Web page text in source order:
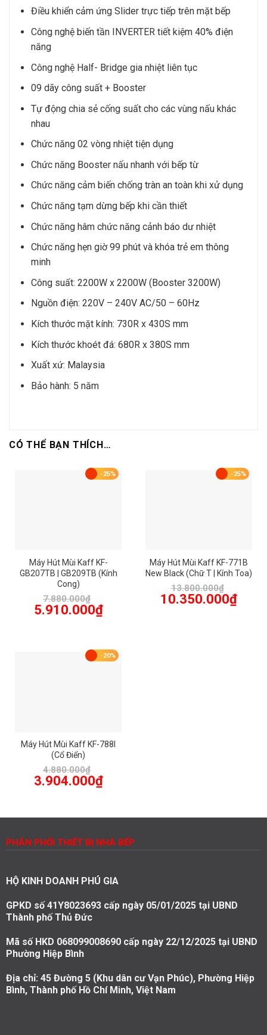
Điều khiển cảm ứng Slider trực tiếp trên mặt bếp
Công nghệ biến tần INVERTER tiết kiệm 40% điện
năng
Công nghệ Half- Bridge gia nhiệt liên tục
09 dãy công suất + Booster
Tự động chia sẻ cống suất cho các vùng nấu khác
nhau
Chức năng 02 vòng nhiệt tiện dụng
Chức năng Booster nấu nhanh với bếp từ
Chức năng cảm biến chống tràn an toàn khi xử dụng
Chức năng tạm dừng bếp khi cần thiết
Chức năng hâm chức năng cảnh báo dư nhiệt
Chức năng hẹn giờ 99 phút và khóa trẻ em thông
minh
Công suất: 2200W x 2200W (Booster 3200W)
Nguồn điện: 220V – 240V AC/50 – 60Hz
Kích thước mặt kính: 730R x 430S mm
Kích thước khoét đá: 680R x 380S mm
Xuất xứ: Malaysia
Bảo hành: 5 năm
CÓ THỂ BẠN THÍCH…
-25%
Máy Hút Mùi Kaff KF-
GB207TB | GB209TB (Kính
Cong)
7.880.000₫
Giá
gốc
5.910.000₫Giá
hiện
-25%
Máy Hút Mùi Kaff KF-771B
New Black (Chữ T | Kính Toa)
13.800.000₫
Giá
gốc
10.350.000₫Giá
-20%
Máy Hút Mùi Kaff KF-788I
(Cổ Điển)
4.880.000₫
Giá
gốc
3.904.000₫Giá
hiện
PHÂN PHỐI THIẾT BỊ NHÀ BẾP
HỘ KINH DOANH PHÚ GIA
GPKD số 41Y8023693 cấp ngày 05/01/2025 tại UBND
Thành phố Thủ Đức
Mã số HKD 068099008690 cấp ngày 22/12/2025 tại UBND
Phường Hiệp Bình
Địa chỉ: 45 Đường 5 (Khu dân cư Vạn Phúc), Phường Hiệp
Bình, Thành phố Hồ Chí Minh, Việt Nam